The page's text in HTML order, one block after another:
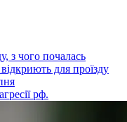
з чого почалась
для проїзду
рф.